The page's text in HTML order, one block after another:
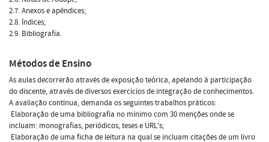
2.7. Anexos e apêndices;
2.8. Índices;
2.9. Bibliografia.
Métodos de Ensino
As aulas decorrerão através de exposição teórica, apelando à participação
do discente, através de diversos exercícios de integração de conhecimentos.
A avaliação contínua, demanda os seguintes trabalhos práticos:
 Elaboração de uma bibliografia no mínimo com 30 menções onde se
incluam: monografias, periódicos, teses e URL's;
 Elaboração de uma ficha de leitura na qual se incluam citações de um livro